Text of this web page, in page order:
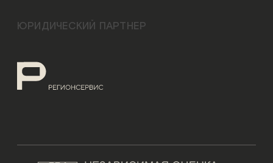
ЮРИДИЧЕСКИЙ ПАРТНЕР